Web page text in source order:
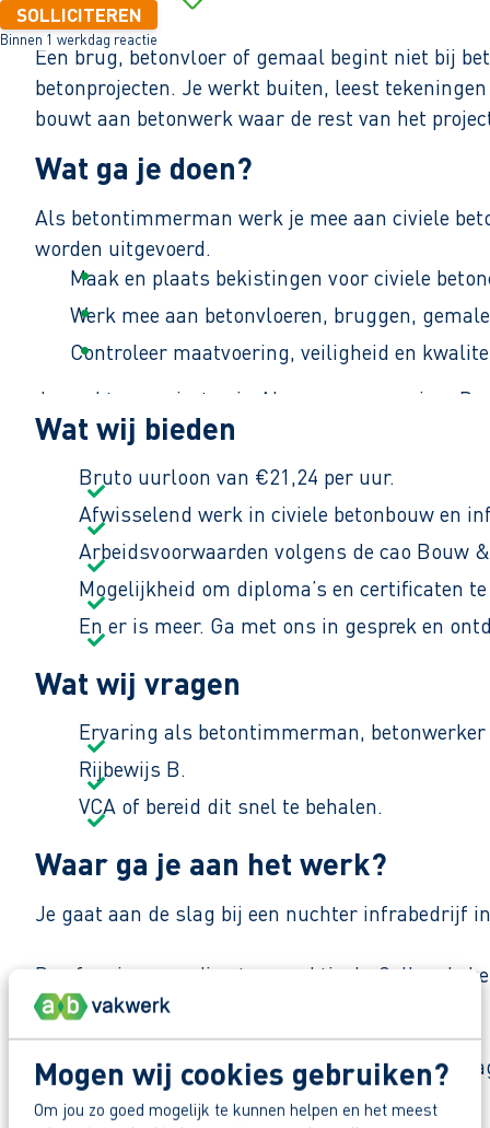
Mogen wij cookies gebruiken?
Om jou zo goed mogelijk te kunnen helpen en het meest
SOLLICITEREN
Binnen 1 werkdag reactie
Een brug, betonvloer of gemaal begint niet bij
betonprojecten. Je werkt buiten, leest
bouwt aan betonwerk waar de rest van het
Wat ga je doen?
Als betontimmerman werk je mee aan civiele
worden uitgevoerd.
Maak en plaats bekistingen voor civiele
Werk mee aan betonvloeren, bruggen,
Controleer maatvoering, veiligheid en
Je werkt op projecten in Almere en omgeving.
Je werkt samen met vakmensen die weten wat
Wat wij bieden
Bruto uurloon van €21,24 per uur.
Afwisselend werk in civiele betonbouw en
Arbeidsvoorwaarden volgens de cao Bouw
Mogelijkheid om diploma’s en certificaten
En er is meer. Ga met ons in gesprek en
Wat wij vragen
Ervaring als betontimmerman,
Rijbewijs B.
VCA of bereid dit snel te behalen.
Waar ga je aan het werk?
Je gaat aan de slag bij een nuchter infrabedrijf
De sfeer is open, direct en praktisch. Collega’s
Zo maak je werk van je toekomst
Reageer nu op deze vacature. Al binnen 1
Deel deze vacature: